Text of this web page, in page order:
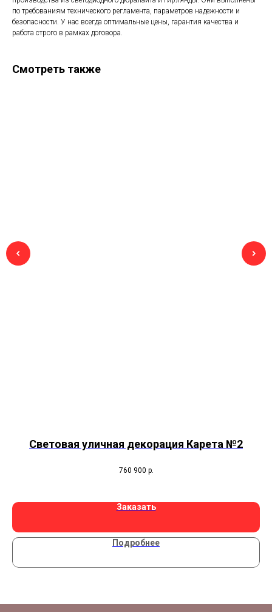
по требованиям технического регламента, параметров надежности и
безопасности. У нас всегда оптимальные цены, гарантия качества и
работа строго в рамках договора.
Смотреть также
Световая уличная декорация Карета №2
760 900 р.
Заказать
Подробнее